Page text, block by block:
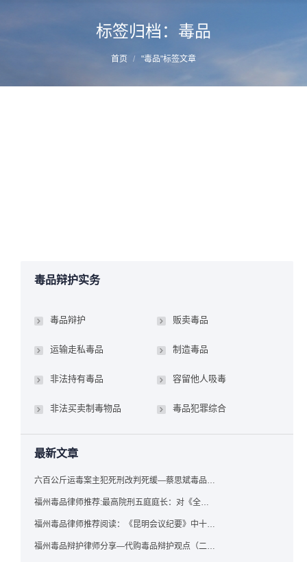
标签归档： 毒品
首页 "毒品"标签文章
毒品辩护实务
毒品辩护 贩卖毒品
运输走私毒品 制造毒品
非法持有毒品 容留他人吸毒
非法买卖制毒物品 毒品犯罪综合
最新文章
六百公斤运毒案主犯死刑改判死缓—蔡思斌毒品犯罪辩护成功案例
福州毒品律师推荐:最高院刑五庭庭长：对《全国法院毒品案件审判工作会议纪要》的理解与适用
福州毒品律师推荐阅读：《昆明会议纪要》中十个“意想不到”的规定
福州毒品辩护律师分享—代购毒品辩护观点（二）——“牟利”之辩